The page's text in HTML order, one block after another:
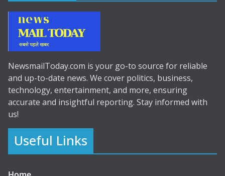
NewsmailToday.com is your go-to source for reliable
and up-to-date news. We cover politics, business,
technology, entertainment, and more, ensuring
accurate and insightful reporting. Stay informed with
us!
Useful Links